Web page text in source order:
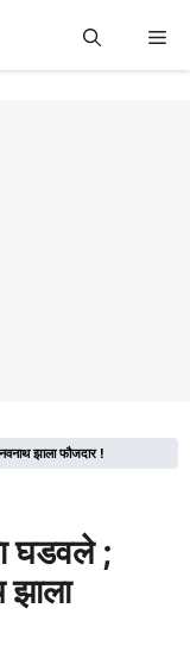
झाला फौजदार !
घडवले ;
झाला